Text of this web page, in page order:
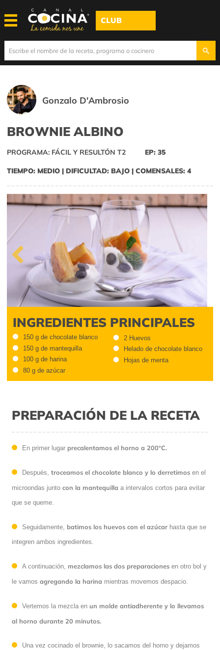
CLUB
Gonzalo D'Ambrosio
BROWNIE ALBINO
PROGRAMA: FÁCIL Y RESULTÓN T2 EP: 35
TIEMPO: MEDIO | DIFICULTAD: BAJO | COMENSALES: 4
Previous
INGREDIENTES PRINCIPALES
150 g de chocolate blanco
150 g de mantequilla
100 g de harina
80 g de azúcar
2 Huevos
Helado de chocolate blanco
Hojas de menta
PREPARACIÓN DE LA RECETA
En primer lugar precalentamos el horno a 200ºC.
Después, troceamos el chocolate blanco y lo derretimos en el
microondas junto con la mantequilla a intervalos cortos para evitar
que se queme.
Seguidamente, batimos los huevos con el azúcar hasta que se
integren ambos ingredientes.
A continuación, mezclamos las dos preparaciones en otro bol y
le vamos agregando la harina mientras movemos despacio.
Vertemos la mezcla en un molde antiadherente y lo llevamos
al horno durante 20 minutos.
Una vez cocinado el brownie, lo sacamos del horno y dejamos